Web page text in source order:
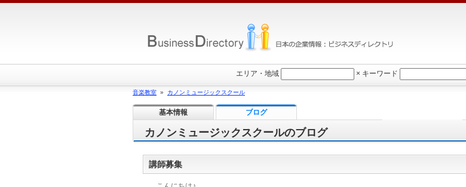
カノンミュージックスクールのブログ
講師募集
エリア・地域 × キーワード
音楽教室 » カノンミュージックスクール
基本情報 ブログ